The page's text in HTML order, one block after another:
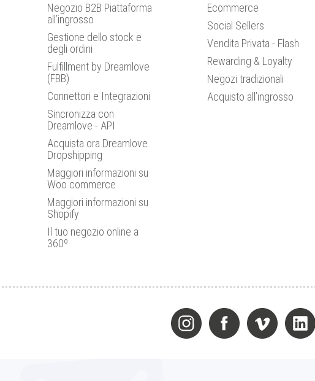
Negozio B2B Piattaforma
all’ingrosso
Gestione dello stock e
degli ordini
Fulfillment by Dreamlove
(FBB)
Connettori e Integrazioni
Sincronizza con
Dreamlove - API
Acquista ora Dreamlove
Dropshipping
Maggiori informazioni su
Woo commerce
Maggiori informazioni su
Shopify
Il tuo negozio online a
360º
Ecommerce
Social Sellers
Vendita Privata - Flash
Rewarding & Loyalty
Negozi tradizionali
Acquisto all’ingrosso